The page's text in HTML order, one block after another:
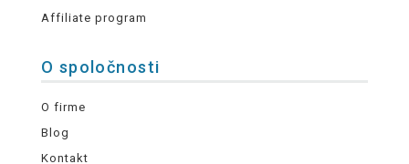
Affiliate program
O spoločnosti
O firme
Blog
Kontakt